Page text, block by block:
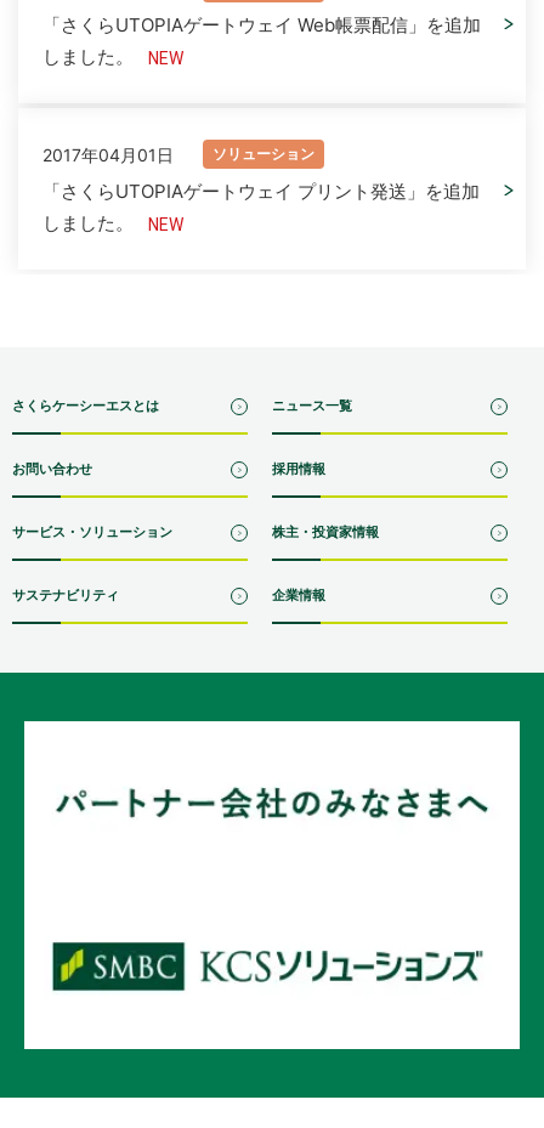
「さくらUTOPIAゲートウェイ Web帳票配信」を追加
しました。
2017年04月01日 ソリューション
「さくらUTOPIAゲートウェイ プリント発送」を追加
しました。
さくらケーシーエスとは ニュース一覧
お問い合わせ 採用情報
サービス・ソリューション 株主・投資家情報
サステナビリティ 企業情報